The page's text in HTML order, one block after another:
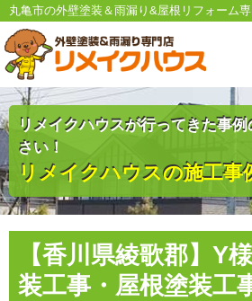
丸亀市の外壁塗装＆雨漏り&屋根リフォーム
リメイクハウスが行ってきた事
さい！
リメイクハウスの施工事
【香川県綾歌郡】
装工事・屋根塗装工